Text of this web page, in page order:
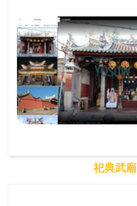
祀典武廟